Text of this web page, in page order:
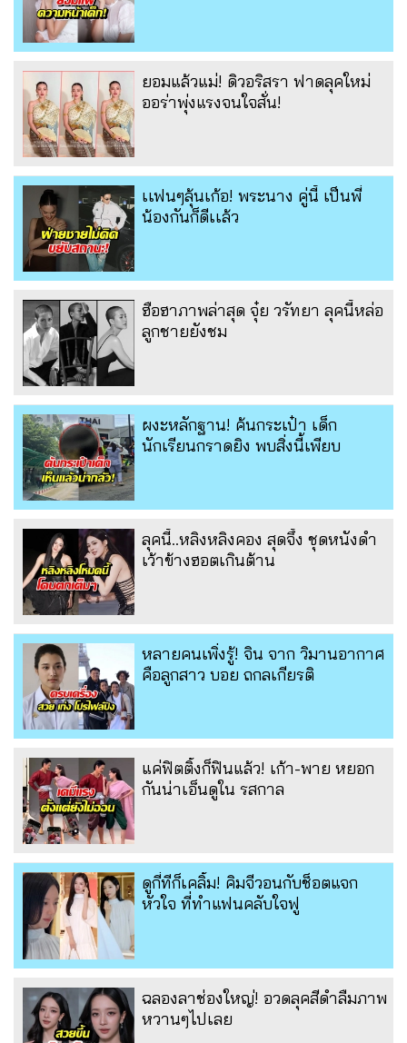
ยอมแล้วแม่! ดิวอริสรา ฟาดลุคใหม่
ออร่าพุ่งแรงจนใจสั่น!
เเฟนๆลุ้นเก้อ! พระนาง คู่นี้ เป็นพี่
น้องกันก็ดีเเล้ว
ฮือฮาภาพล่าสุด จุ๋ย วรัทยา ลุคนี้หล่อ
ลูกชายยังชม
ผงะหลักฐาน! ค้นกระเป๋า เด็ก
นักเรียนกราดยิง พบสิ่งนี้เพียบ
ลุคนี้..หลิงหลิงคอง สุดจึ้ง ชุดหนังดำ
เว้าข้างฮอตเกินต้าน
หลายคนเพิ่งรู้! จิน จาก วิมานอากาศ
คือลูกสาว บอย ถกลเกียรติ
แค่ฟิตติ้งก็ฟินแล้ว! เก้า-พาย หยอก
กันน่าเอ็นดูใน รสกาล
ดูกี่ทีก็เคลิ้ม! คิมจีวอนกับช็อตแจก
หัวใจ ที่ทำแฟนคลับใจฟู
ฉลองลาช่องใหญ่! อวดลุคสีดำลืมภาพ
หวานๆไปเลย